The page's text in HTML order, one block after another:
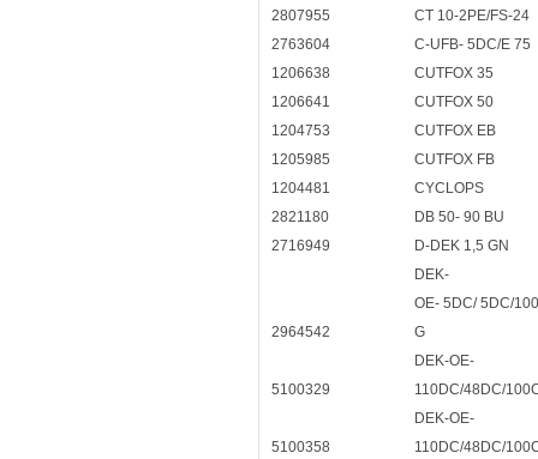
2807955
CT 10-2PE/FS-24
2763604
C-UFB- 5DC/E 75
1206638
CUTFOX 35
1206641
CUTFOX 50
1204753
CUTFOX EB
1205985
CUTFOX FB
1204481
CYCLOPS
2821180
DB 50- 90 BU
2716949
D-DEK 1,5 GN
2964542
DEK-
OE- 5DC/ 5DC/
G
5100329
DEK-OE-
110DC/48DC/
5100358
DEK-OE-
110DC/48DC/